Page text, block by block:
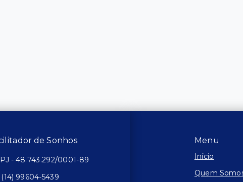
Menu
Início
Quem
de Sonhos
- 48.743.292/0001-89
(14) 99604-5439